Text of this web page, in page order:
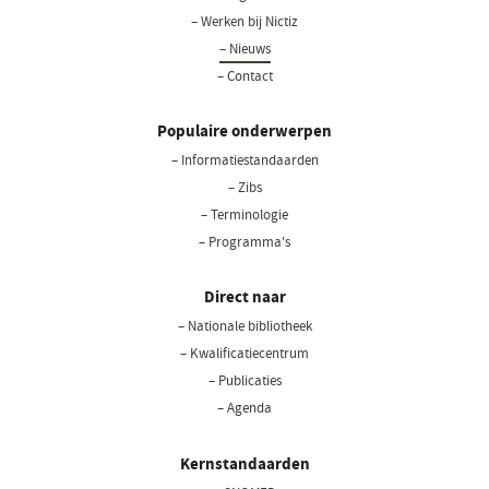
– Werken bij Nictiz
– Nieuws
– Contact
Populaire onderwerpen
– Informatiestandaarden
– Zibs
– Terminologie
– Programma's
Direct naar
– Nationale bibliotheek(opent
– Kwalificatiecentrum
– Publicaties
– Agenda
Kernstandaarden